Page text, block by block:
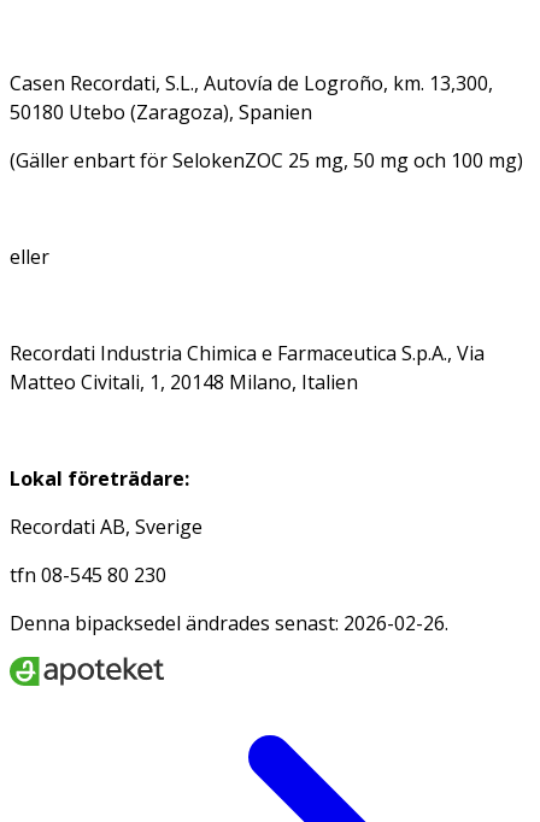
Casen Recordati, S.L., Autovía de Logroño, km. 13,300,
50180 Utebo (Zaragoza), Spanien
(Gäller enbart för SelokenZOC 25 mg, 50 mg och 100 mg)
eller
Recordati Industria Chimica e Farmaceutica S.p.A., Via
Matteo Civitali, 1, 20148 Milano, Italien
Lokal företrädare:
Recordati AB, Sverige
tfn 08-545 80 230
Denna bipacksedel ändrades senast: 2026-02-26.